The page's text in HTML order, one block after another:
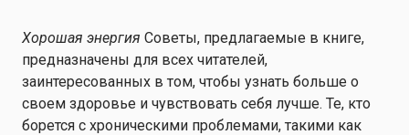
Хорошая энергия Советы, предлагаемые в книге,
предназначены для всех читателей,
заинтересованных в том, чтобы узнать больше о
своем здоровье и чувствовать себя лучше. Те, кто
борется с хроническими проблемами, такими как